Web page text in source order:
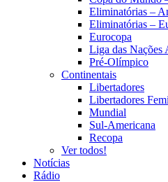
Eliminatórias –
Eliminatórias –
Eurocopa
Liga das Nações
Pré-Olímpico
Continentais
Libertadores
Libertadores
Mundial
Sul-Americana
Recopa
Ver todos!
Notícias
Rádio